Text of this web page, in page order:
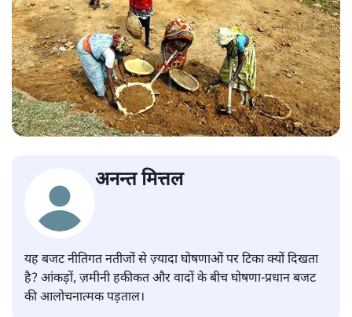
अनन्त मित्तल
यह बजट नीतिगत नतीजों से ज़्यादा घोषणाओं पर टिका क्यों दिखता
है? आंकड़ों, ज़मीनी हकीकत और वादों के बीच घोषणा-प्रधान बजट
की आलोचनात्मक पड़ताल।